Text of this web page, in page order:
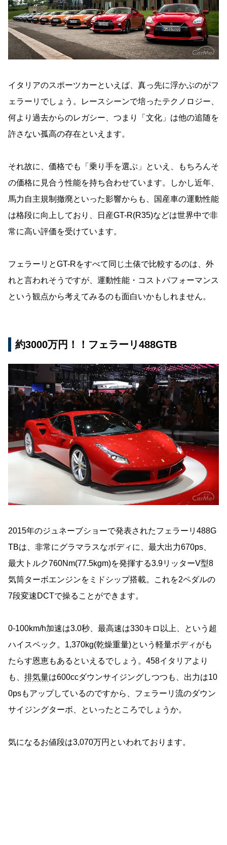
イタリアのスポーツカーといえば、真っ先に浮かぶのがフ
ェラーリでしょう。レースシーンで培ったテクノロジー、
何より過去からのレガシー、つまり「文化」は他の追随を
許さない孤高の存在といえます。
それ故に、価格でも「乗り手を選ぶ」といえ、もちろんそ
の価格に見合う性能を持ち合わせています。しかし近年、
馬力自主規制撤廃といった影響からも、国産車の運動性能
は格段に向上しており、日産GT-R(R35)などは世界中で非
常に高い評価を受けています。
フェラーリとGT-Rをすべて同じ土俵で比較するのは、外
れと言われそうですが、運動性能・コストパフォーマンス
という観点から考えてみるのも面白いかもしれません。
約3000万円！！フェラーリ488GTB
2015年のジュネーブショーで発表されたフェラーリ488G
TBは、非常にグラマラスなボディに、最大出力670ps、
最大トルク760Nm(77.5kgm)を発揮する3.9リッターV型8
気筒ターボエンジンをミドシップ搭載。これを2ペダルの
7段変速DCTで操ることができます。
0-100km/h加速は3.0秒、最高速は330キロ以上、という超
ハイスペック。1,370kg(乾燥重量)という軽量ボディがも
たらす恩恵もあるといえるでしょう。458イタリアより
も、 排気量は600ccダウンサイジングしつつも、出力は10
0psもアップしているのですから、フェラーリ流のダウン
サイジングターボ、といったところでしょうか。
気になるお値段は3,070万円といわれております。